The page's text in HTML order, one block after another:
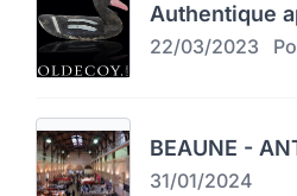
Authentique
22/03/2023
BEAUNE -
31/01/2024